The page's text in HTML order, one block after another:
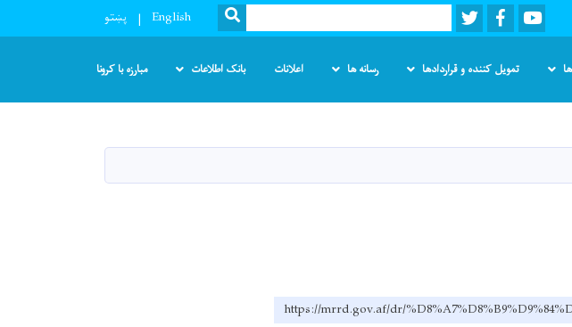
Youtube
Facebook
Twitter
Search
SEARCH
English پښتو
تمویل کننده و قراردادها رسانه ها اعلانات بانک اطلاعات مبارزه با کرونا
https://mrrd.gov.af/dr/